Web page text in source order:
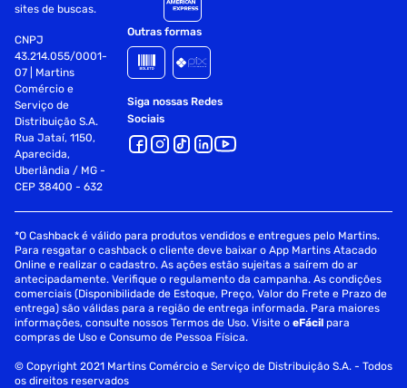
sites de buscas.
CNPJ
43.214.055/0001-
07 | Martins
Comércio e
Serviço de
Distribuição S.A.
Rua Jataí, 1150,
Aparecida,
Uberlândia / MG -
CEP 38400 - 632
Outras formas
Siga nossas Redes
Sociais
*O Cashback é válido para produtos vendidos e entregues pelo Martins.
Para resgatar o cashback o cliente deve baixar o App Martins Atacado
Online e realizar o cadastro. As ações estão sujeitas a saírem do ar
antecipadamente. Verifique o regulamento da campanha. As condições
comerciais (Disponibilidade de Estoque, Preço, Valor do Frete e Prazo de
entrega) são válidas para a região de entrega informada. Para maiores
informações, consulte nossos Termos de Uso. Visite oeFácil para
compras de Uso e Consumo de Pessoa Física.
© Copyright 2021 Martins Comércio e Serviço de Distribuição S.A. - Todos
os direitos reservados